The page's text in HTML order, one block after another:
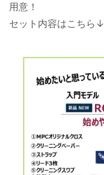
用意！
セット内容はこちら↓